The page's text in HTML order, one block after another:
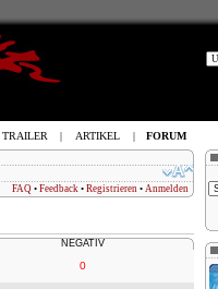
FAQ • Feedback • Registrieren • Anmelden
NEGATIV
0
TRAILER | ARTIKEL | FORUM